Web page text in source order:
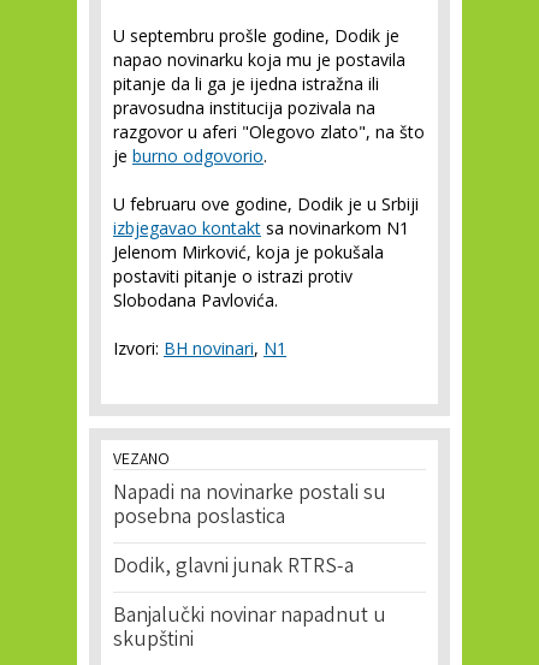
U septembru prošle godine, Dodik je
napao novinarku koja mu je postavila
pitanje da li ga je ijedna istražna ili
pravosudna institucija pozivala na
razgovor u aferi "Olegovo zlato", na što
je burno odgovorio.
U februaru ove godine, Dodik je u Srbiji
izbjegavao kontakt sa novinarkom N1
Jelenom Mirković, koja je pokušala
postaviti pitanje o istrazi protiv
Slobodana Pavlovića.
Izvori: BH novinari, N1
VEZANO
Napadi na novinarke postali su
posebna poslastica
Dodik, glavni junak RTRS-a
Banjalučki novinar napadnut u
skupštini